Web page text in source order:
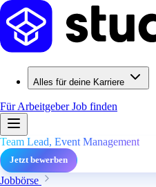
Alles für deine Karriere
Für ArbeitgeberJob finden
Team Lead, Event Management
Jetzt bewerben
Jobbörse